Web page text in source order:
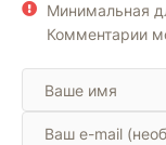
19
21
Минимальная
Комментарии